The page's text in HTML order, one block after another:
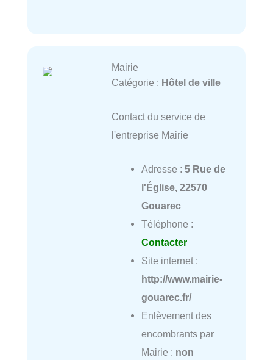
Mairie
Catégorie : Hôtel de ville
Contact du service de
l'entreprise Mairie
Adresse : 5 Rue de
l'Église, 22570
Gouarec
Téléphone :
Contacter
Site internet :
http://www.mairie-
gouarec.fr/
Enlèvement des
encombrants par
Mairie : non